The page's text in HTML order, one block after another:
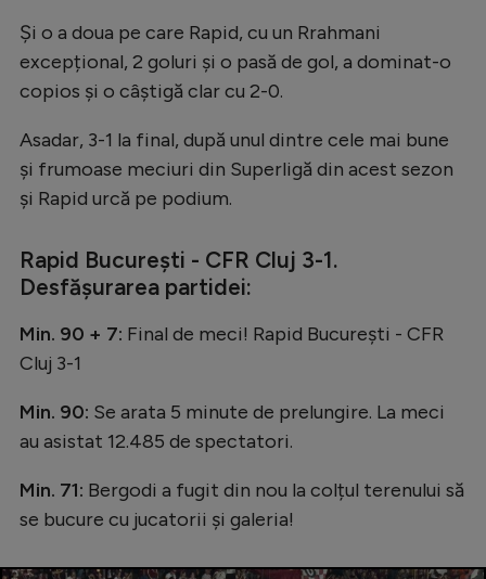
Ciclism
Alte sporturi
JO 2024
JO 2026
Și o a doua pe care Rapid, cu un Rrahmani
excepțional, 2 goluri și o pasă de gol, a dominat-o
copios și o câștigă clar cu 2-0.
Asadar, 3-1 la final, după unul dintre cele mai bune
și frumoase meciuri din Superligă din acest sezon
și Rapid urcă pe podium.
Rapid București - CFR Cluj 3-1.
Desfășurarea partidei:
Min. 90 + 7: Final de meci! Rapid București - CFR
Cluj 3-1
Min. 90: Se arata 5 minute de prelungire. La meci
au asistat 12.485 de spectatori.
Min. 71: Bergodi a fugit din nou la colțul terenului să
se bucure cu jucatorii și galeria!